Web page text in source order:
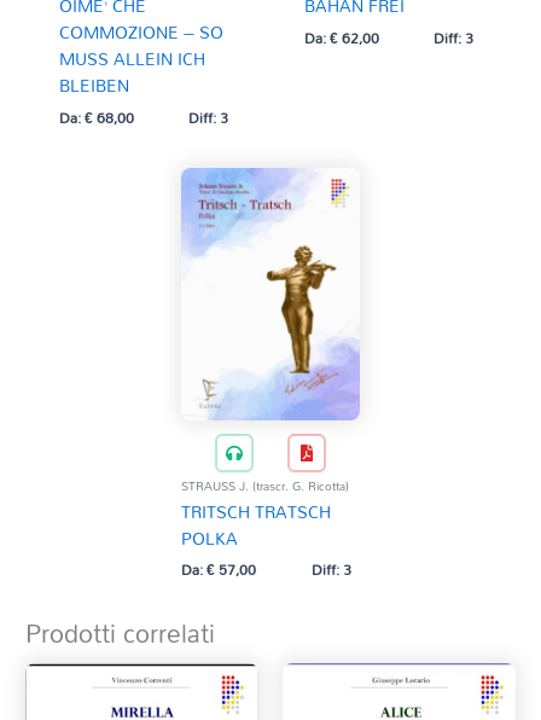
COMMOZIONE – SO
MUSS ALLEIN ICH
BLEIBEN
Da:€68,00 Diff: 3
Da:€62,00 Diff: 3
STRAUSS J. (trascr. G. Ricotta)
TRITSCH TRATSCH
POLKA
Da:€57,00 Diff: 3
Prodotti correlati